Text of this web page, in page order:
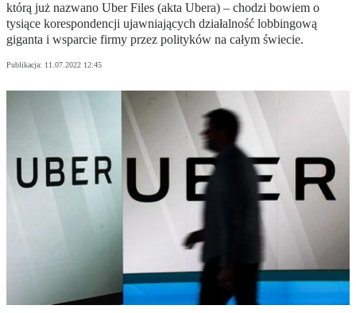
którą już nazwano Uber Files (akta Ubera) – chodzi bowiem o
tysiące korespondencji ujawniających działalność lobbingową
giganta i wsparcie firmy przez polityków na całym świecie.
Publikacja: 11.07.2022 12:45